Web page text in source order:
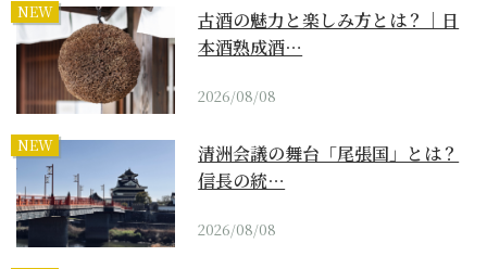
NEW
古酒の魅力と楽しみ方とは？｜日
本酒熟成酒…
2026/08/08
NEW
清洲会議の舞台「尾張国」とは？
信長の統…
2026/08/08